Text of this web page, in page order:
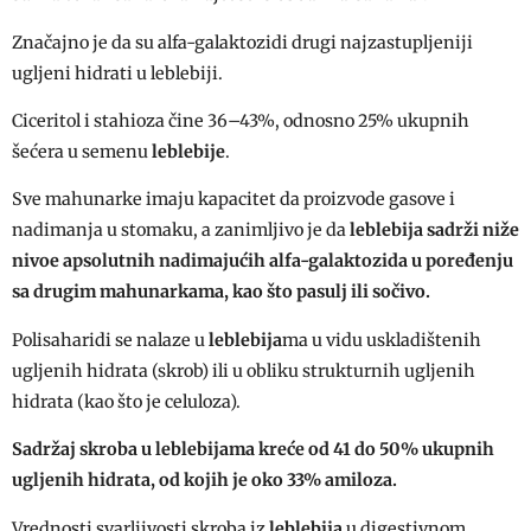
Značajno je da su alfa-galaktozidi drugi najzastupljeniji
ugljeni hidrati u leblebiji.
Ciceritol i stahioza čine 36–43%, odnosno 25% ukupnih
šećera u semenuleblebije.
Sve mahunarke imaju kapacitet da proizvode gasove i
nadimanja u stomaku, a zanimljivo je daleblebija sadrži niže
nivoe apsolutnih nadimajućih alfa-galaktozida u poređenju
sa drugim mahunarkama, kao što pasulj ili sočivo.
Polisaharidi se nalaze uleblebijama u vidu uskladištenih
ugljenih hidrata (skrob) ili u obliku strukturnih ugljenih
hidrata (kao što je celuloza).
Sadržaj skroba u leblebijama kreće od 41 do 50% ukupnih
ugljenih hidrata, od kojih je oko 33% amiloza.